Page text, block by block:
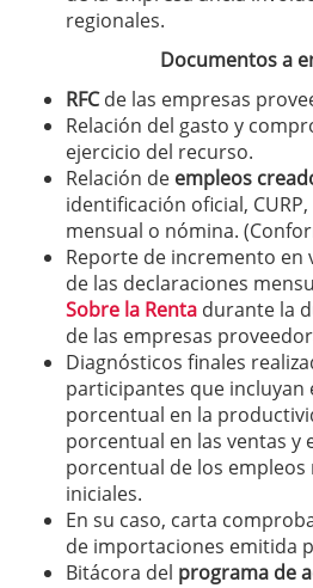
regionales.
Documentos a
RFCde las empresas
Relación del gasto y
ejercicio del recurso.
Relación de empleos
identificación oficial,
mensual o nómina.
Reporte de incremento en
de las declaraciones
Sobre la Renta durante la
de las empresas
Diagnósticos finales
participantes que incluyan
porcentual en la
porcentual en las ventas y
porcentual de los empleos
iniciales.
En su caso, carta
de importaciones emitida
Bitácora del programa de